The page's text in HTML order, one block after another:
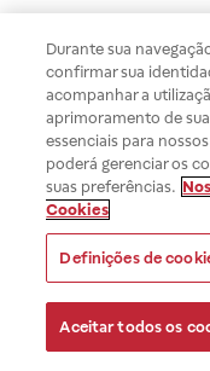
Durante sua
confirmar sua
acompanhar a
aprimoramento de
essenciais para
poderá gerenciar os
suas preferências.
Cookies
Definições de
Aceitar todos os